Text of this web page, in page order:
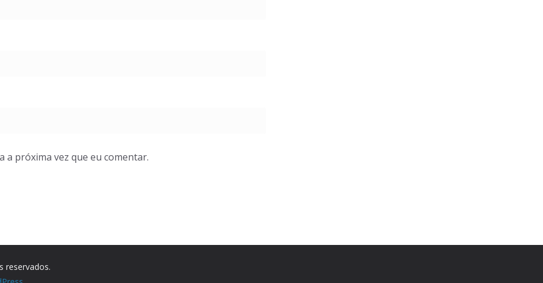
a próxima vez que eu comentar.
reservados.